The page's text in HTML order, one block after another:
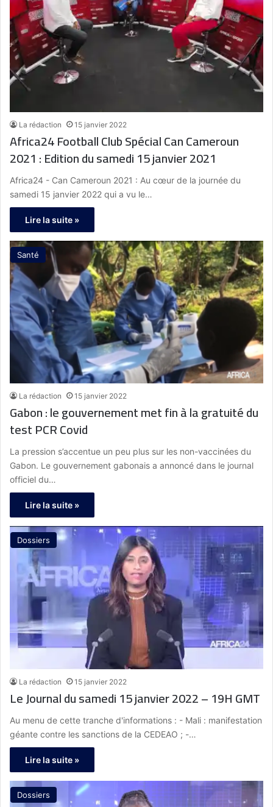
La rédaction 15 janvier 2022
Africa24 Football Club Spécial Can Cameroun
2021 : Edition du samedi 15 janvier 2021
Africa24 - Can Cameroun 2021 : Au cœur de la journée du
samedi 15 janvier 2022 qui a vu le…
Lire la suite »
Santé
La rédaction 15 janvier 2022
Gabon : le gouvernement met fin à la gratuité du
test PCR Covid
La pression s’accentue un peu plus sur les non-vaccinées du
Gabon. Le gouvernement gabonais a annoncé dans le journal
officiel du…
Lire la suite »
Dossiers
La rédaction 15 janvier 2022
Le Journal du samedi 15 janvier 2022 – 19H GMT
Au menu de cette tranche d'informations : - Mali : manifestation
géante contre les sanctions de la CEDEAO ; -…
Lire la suite »
Dossiers